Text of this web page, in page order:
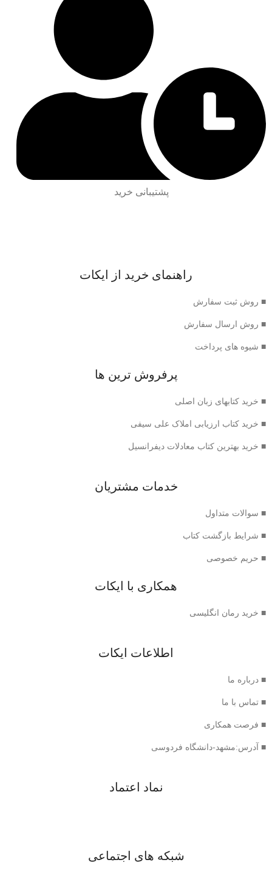
پشتیبانی خرید
راهنمای خرید از ایکات
■ روش ثبت سفارش
■ روش ارسال سفارش
■ شیوه های پرداخت
پرفروش ترین ها
■ خرید کتابهای زبان اصلی
■ خرید کتاب ارزیابی املاک علی سیفی
■ خرید بهترین کتاب معادلات دیفرانسیل
خدمات مشتریان
■ سوالات متداول
■ شرایط بازگشت کتاب
■ حریم خصوصی
همکاری با ایکات
■ خرید رمان انگلیسی
اطلاعات ایکات
■ درباره ما
■ تماس با ما
■ فرصت همکاری
■ آدرس:مشهد-دانشگاه فردوسی
نماد اعتماد
شبکه های اجتماعی